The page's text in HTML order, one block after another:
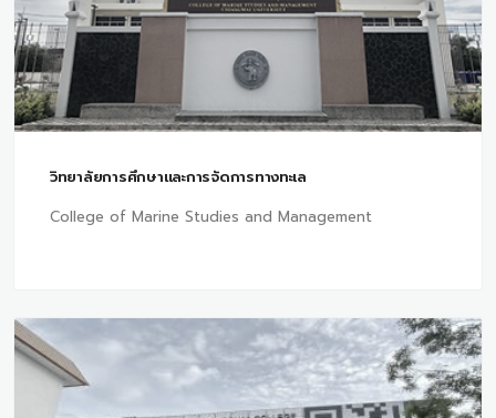
วิทยาลัยการศึกษาและการจัดการทางทะเล
College of Marine Studies and Management